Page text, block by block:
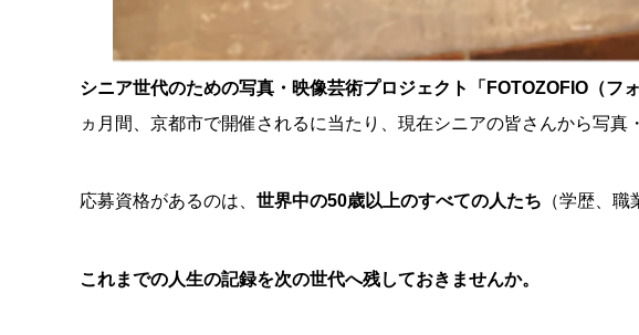
シニア世代のための写真・映像芸術プロジェクト「FOTOZOFIO（フ
ヵ月間、京都市で開催されるに当たり、現在シニアの皆さんから写真
応募資格があるのは、 世界中の50歳以上のすべての人たち （学歴、
これまでの人生の記録を次の世代へ残しておきませんか。